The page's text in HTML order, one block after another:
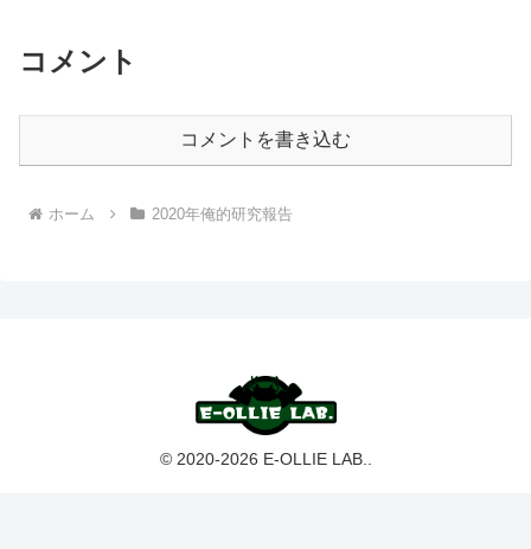
コメント
コメントを書き込む
ホーム 2020年俺的研究報告
© 2020-2026 E-OLLIE LAB..